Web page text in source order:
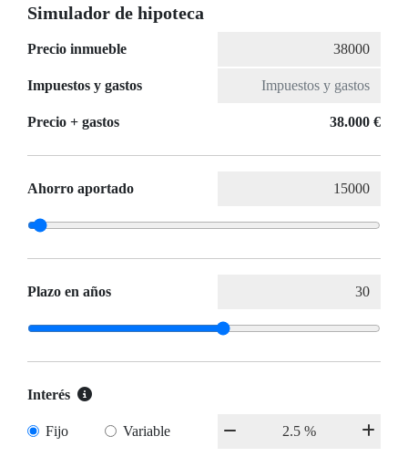
Simulador de hipoteca
Precio inmueble
Impuestos y gastos
Precio + gastos 38.000 €
Ahorro aportado
Plazo en años
Interés
Fijo Variable